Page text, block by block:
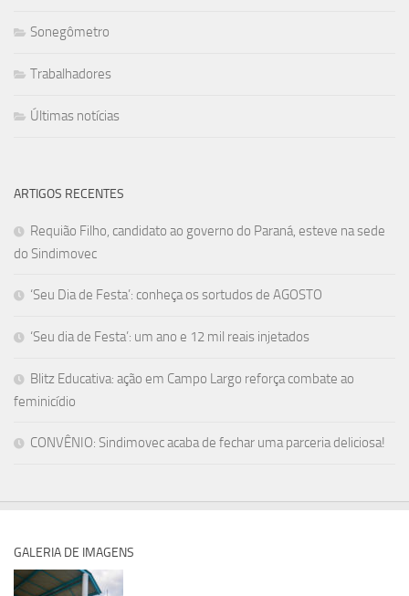
Sonegômetro
Trabalhadores
Últimas notícias
ARTIGOS RECENTES
Requião Filho, candidato ao governo do Paraná, esteve na sede
do Sindimovec
‘Seu Dia de Festa’: conheça os sortudos de AGOSTO
‘Seu dia de Festa’: um ano e 12 mil reais injetados
Blitz Educativa: ação em Campo Largo reforça combate ao
feminicídio
CONVÊNIO: Sindimovec acaba de fechar uma parceria deliciosa!
GALERIA DE IMAGENS